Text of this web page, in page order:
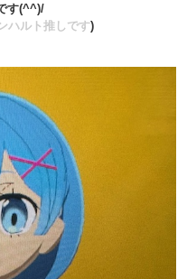
す(^^)/
ハルト推しです)